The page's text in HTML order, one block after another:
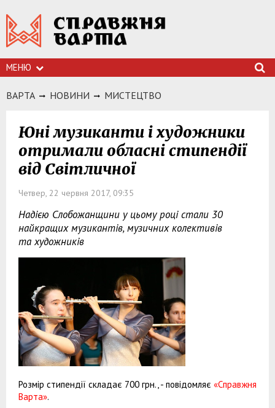
МЕНЮ
ВАРТА НОВИНИ МИСТЕЦТВО
Юні музиканти і художники
отримали обласні стипендії
від Світличної
Четвер, 22 червня 2017, 09:35
Надією Слобожанщини у цьому році стали 30
найкращих музикантів, музичних колективів
та художників
Розмір стипендії складає 700 грн., - повідомляє «Справжня
Варта».